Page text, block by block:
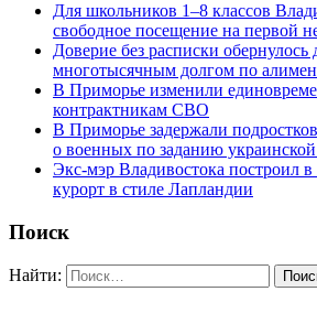
Для школьников 1–8 классов
свободное посещение на первой
Доверие без расписки
многотысячным долгом по
В Приморье изменили
контрактникам СВО
В Приморье задержали
о военных по заданию
Экс-мэр Владивостока построил
курорт в стиле Лапландии
Поиск
Найти: